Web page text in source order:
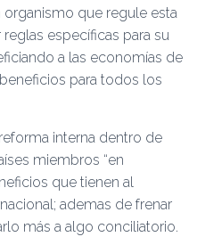
que regule esta
específicas para su
a las economías de
para todos los
interna dentro de
miembros “en
que tienen al
ademas de frenar
más a algo conciliatorio.